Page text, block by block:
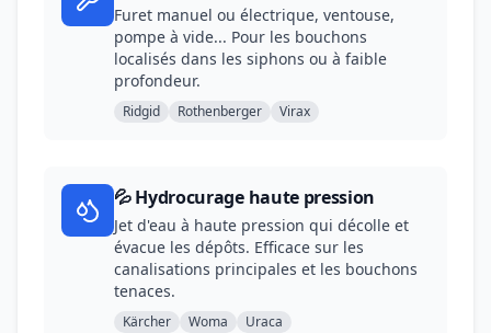
Furet manuel ou électrique, ventouse,
pompe à vide... Pour les bouchons
localisés dans les siphons ou à faible
profondeur.
Ridgid Rothenberger Virax
💦 Hydrocurage haute pression
Jet d'eau à haute pression qui décolle et
évacue les dépôts. Efficace sur les
canalisations principales et les bouchons
tenaces.
Kärcher Woma Uraca